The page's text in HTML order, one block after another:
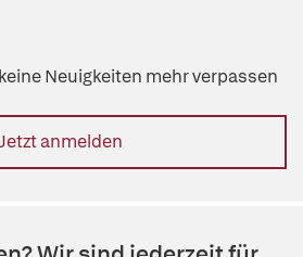
Neuigkeiten mehr verpassen
anmelden